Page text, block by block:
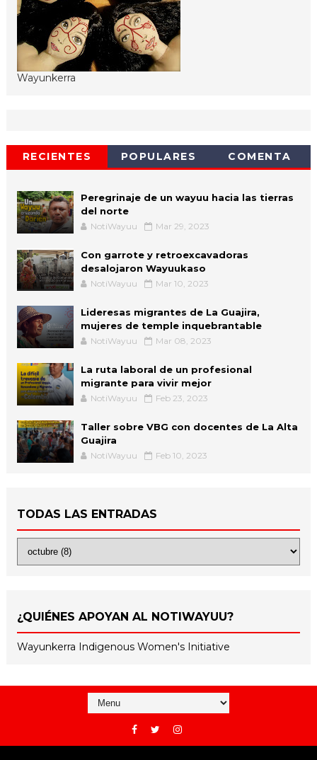
Wayunkerra
RECIENTES POPULARES COMENTA
Peregrinaje de un wayuu hacia las tierras
del norte
NotiWayuu Mar 29, 2023
Con garrote y retroexcavadoras
desalojaron Wayuukaso
NotiWayuu Mar 10, 2023
Lideresas migrantes de La Guajira,
mujeres de temple inquebrantable
NotiWayuu Mar 08, 2023
La ruta laboral de un profesional
migrante para vivir mejor
NotiWayuu Feb 23, 2023
Taller sobre VBG con docentes de La Alta
Guajira
NotiWayuu Feb 10, 2023
TODAS LAS ENTRADAS
¿QUIÉNES APOYAN AL NOTIWAYUU?
Wayunkerra Indigenous Women's Initiative